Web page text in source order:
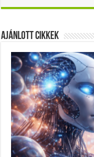
Ajánlott Cikkek